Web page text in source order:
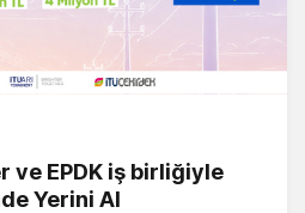
ve EPDK iş birliğiyle
Yerini Al